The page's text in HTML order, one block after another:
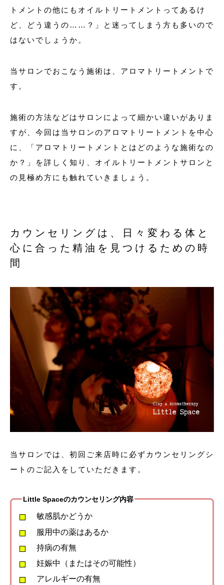
トメントの他にもオイルトリートメントってあるけ
ど、どう違うの……？」と迷ってしまう方も多いので
はないでしょうか。
当サロンでおこなう施術は、アロマトリートメントで
す。
施術の方法などはサロンによって細かい違いがありま
すが、今回は当サロンのアロマトリートメントを中心
に、「アロマトリートメントとはどのような施術なの
か？」を詳しく知り、オイルトリートメントサロンと
の見極め方にも触れていきましょう。
カウンセリングは、日々変わる体と
心に合った精油を見つけるための時
間
当サロンでは、初回ご来店時に必ずカウンセリングシ
ートのご記入をしていただきます。
Little Spaceのカウンセリング内容
敏感肌かどうか
服用中の薬はあるか
持病の有無
妊娠中（またはその可能性）
アレルギーの有無